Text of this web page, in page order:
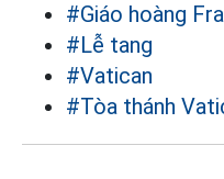
#Giáo hoàng
#Lễ tang
#Vatican
#Tòa thánh